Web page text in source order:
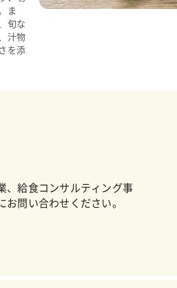
ま
旬な
汁物
を添
、給食コンサルティング事
問い合わせください。